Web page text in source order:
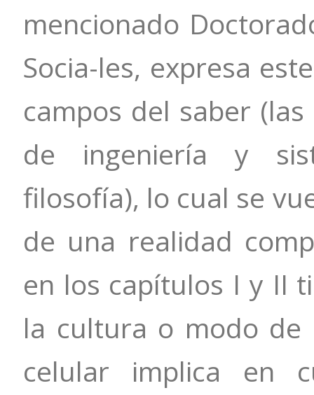
mencionado
Socia-les, expresa
campos del saber
de ingeniería y
filosofía), lo cual se
de una realidad
en los capítulos I y II
la cultura o modo
celular implica en